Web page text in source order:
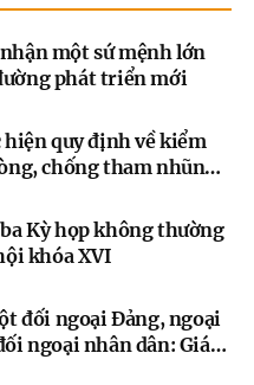
một sứ mệnh lớn
phát triển mới
hiện quy định về kiểm
chống tham nhũng,
xây dựng pháp luật
Kỳ họp không thường
khóa XVI
đối ngoại Đảng, ngoại
ngoại nhân dân: Giá